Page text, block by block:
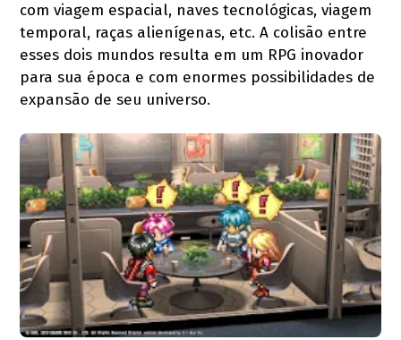
com viagem espacial, naves tecnológicas, viagem
temporal, raças alienígenas, etc. A colisão entre
esses dois mundos resulta em um RPG inovador
para sua época e com enormes possibilidades de
expansão de seu universo.